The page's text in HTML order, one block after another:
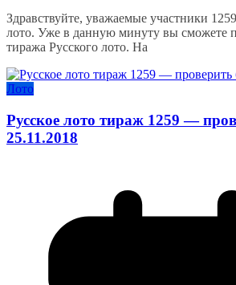
Здравствуйте, уважаемые участники
лото. Уже в данную минуту вы сможете
тиража Русского лото. На
Лото
Русское лото тираж 1259 —
25.11.2018